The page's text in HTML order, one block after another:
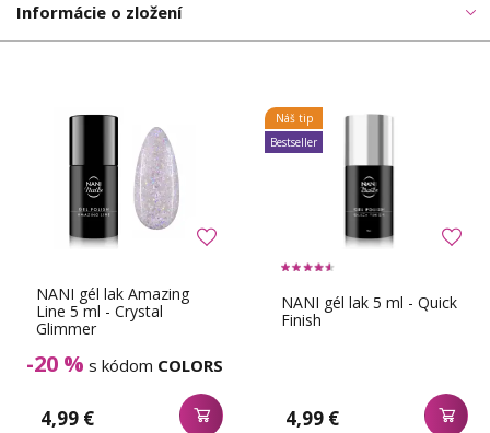
Informácie o zložení
NANI gél lak Amazing
Line 5 ml - Crystal
Glimmer
-20 % s kódom COLORS
4,99 €
NANI gél lak 5 ml - Quick
Finish
4,99 €
Náš tip
Bestseller